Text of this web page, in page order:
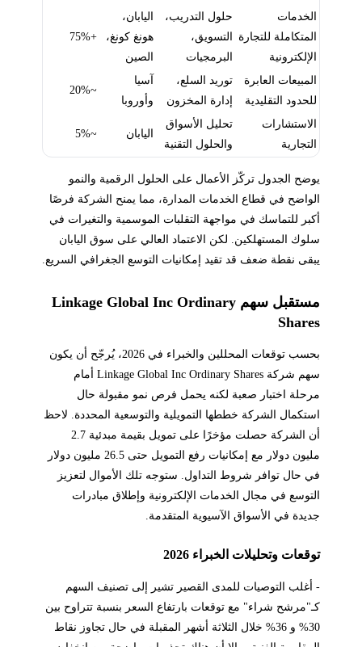
الخدمات
المتكاملة للتجارة
الإلكترونية
حلول التدريب،
التسويق،
البرمجيات
اليابان،
هونغ كونغ،
الصين
+75%
المبيعات العابرة
للحدود التقليدية
توريد السلع،
إدارة المخزون
آسيا
وأوروبا
~20%
الاستشارات
التجارية
تحليل الأسواق
والحلول التقنية
اليابان ~5%
يوضح الجدول تركّز الأعمال على الحلول الرقمية والنمو
الواضح في قطاع الخدمات المدارة، مما يمنح الشركة فرصًا
أكبر للتماسك في مواجهة التقلبات الموسمية والتغيرات في
سلوك المستهلكين. لكن الاعتماد العالي على سوق اليابان
يبقى نقطة ضعف قد تقيد إمكانيات التوسع الجغرافي السريع.
مستقبل سهم Linkage Global Inc Ordinary
Shares
بحسب توقعات المحللين والخبراء في 2026، يُرجّح أن يكون
سهم شركة Linkage Global Inc Ordinary Shares أمام
مرحلة اختبار صعبة لكنه يحمل فرص نمو مقبولة حال
استكمال الشركة خططها التمويلية والتوسعية المحددة. لاحظ
أن الشركة حصلت مؤخرًا على تمويل بقيمة مبدئية 2.7
مليون دولار مع إمكانيات رفع التمويل حتى 26.5 مليون دولار
في حال توافر شروط التداول. ستوجه تلك الأموال لتعزيز
التوسع في مجال الخدمات الإلكترونية وإطلاق مبادرات
جديدة في الأسواق الآسيوية المتقدمة.
توقعات وتحليلات الخبراء 2026
- أغلب التوصيات للمدى القصير تشير إلى تصنيف السهم
كـ"مرشح شراء" مع توقعات بارتفاع السعر بنسبة تتراوح بين
30% و 36% خلال الثلاثة أشهر المقبلة في حال تجاوز نقاط